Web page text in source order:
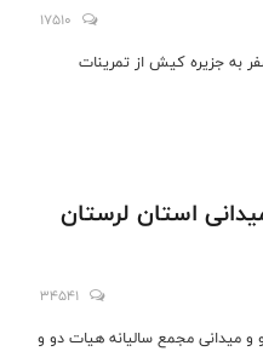
17510
به جزیره کیش از تمرینات
استان لرستان
34541
میدانی مجمع سالیانه هیات دو و